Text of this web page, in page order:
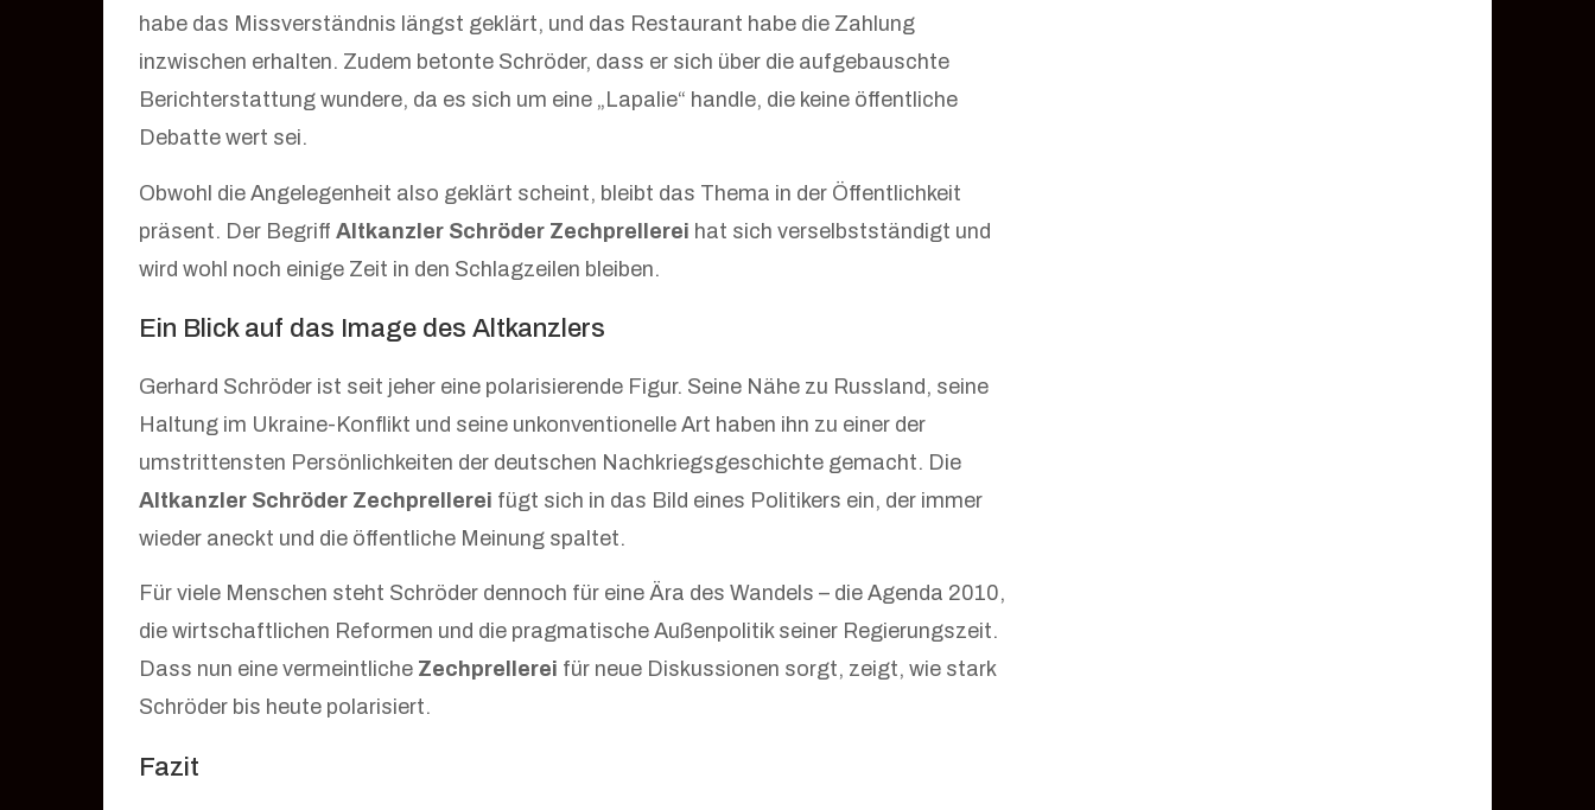
habe das Missverständnis längst geklärt, und das Restaurant habe die Zahlung
inzwischen erhalten. Zudem betonte Schröder, dass er sich über die aufgebauschte
Berichterstattung wundere, da es sich um eine „Lapalie“ handle, die keine öffentliche
Debatte wert sei.
Obwohl die Angelegenheit also geklärt scheint, bleibt das Thema in der Öffentlichkeit
präsent. Der Begriff Altkanzler Schröder Zechprellerei hat sich verselbstständigt und
wird wohl noch einige Zeit in den Schlagzeilen bleiben.
Ein Blick auf das Image des Altkanzlers
Gerhard Schröder ist seit jeher eine polarisierende Figur. Seine Nähe zu Russland, seine
Haltung im Ukraine-Konflikt und seine unkonventionelle Art haben ihn zu einer der
umstrittensten Persönlichkeiten der deutschen Nachkriegsgeschichte gemacht. Die
Altkanzler Schröder Zechprellerei fügt sich in das Bild eines Politikers ein, der immer
wieder aneckt und die öffentliche Meinung spaltet.
Für viele Menschen steht Schröder dennoch für eine Ära des Wandels – die Agenda 2010,
die wirtschaftlichen Reformen und die pragmatische Außenpolitik seiner Regierungszeit.
Dass nun eine vermeintliche Zechprellerei für neue Diskussionen sorgt, zeigt, wie stark
Schröder bis heute polarisiert.
Fazit